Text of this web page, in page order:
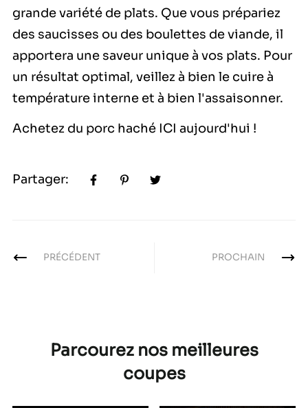
grande variété de plats. Que vous prépariez
des saucisses ou des boulettes de viande, il
apportera une saveur unique à vos plats. Pour
un résultat optimal, veillez à bien le cuire à
température interne et à bien l'assaisonner.
Achetez du porc haché ICI aujourd'hui !
Partager:
PRÉCÉDENT PROCHAIN
Parcourez nos meilleures
coupes